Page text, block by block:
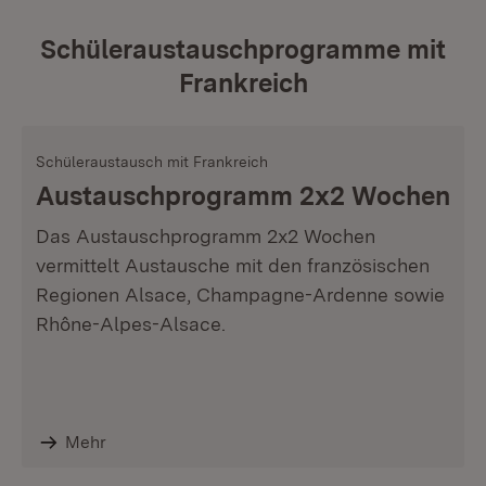
Schüleraustauschprogramme mit
Frankreich
Schüleraustausch mit Frankreich
Austauschprogramm 2x2 Wochen
Das Austauschprogramm 2x2 Wochen
vermittelt Austausche mit den französischen
Regionen Alsace, Champagne-Ardenne sowie
Rhône-Alpes-Alsace.
Mehr